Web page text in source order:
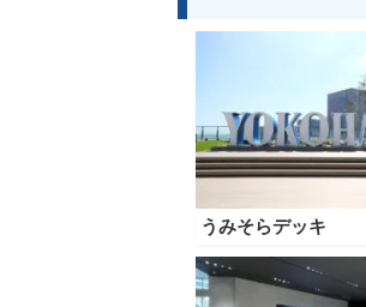
うみそらデッキ